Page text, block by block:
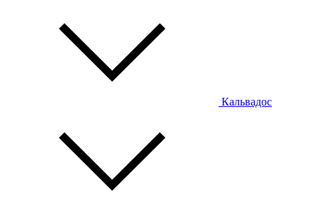
Кальвадос